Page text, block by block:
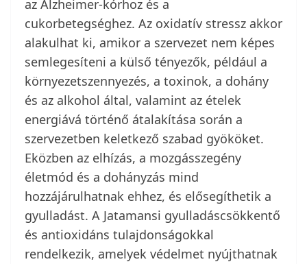
az Alzheimer-kórhoz és a
cukorbetegséghez. Az oxidatív stressz akkor
alakulhat ki, amikor a szervezet nem képes
semlegesíteni a külső tényezők, például a
környezetszennyezés, a toxinok, a dohány
és az alkohol által, valamint az ételek
energiává történő átalakítása során a
szervezetben keletkező szabad gyököket.
Eközben az elhízás, a mozgásszegény
életmód és a dohányzás mind
hozzájárulhatnak ehhez, és elősegíthetik a
gyulladást. A Jatamansi gyulladáscsökkentő
és antioxidáns tulajdonságokkal
rendelkezik, amelyek védelmet nyújthatnak